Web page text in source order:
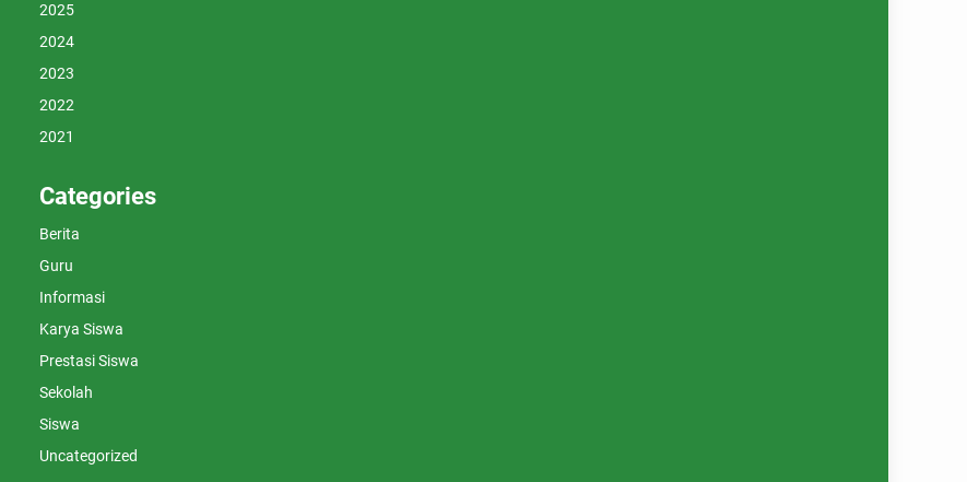
2025
2024
2023
2022
2021
Categories
Berita
Guru
Informasi
Karya Siswa
Prestasi Siswa
Sekolah
Siswa
Uncategorized